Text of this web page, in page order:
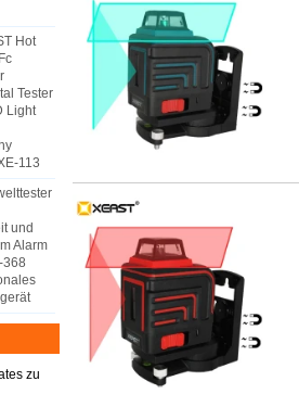
Hot
Tester
Light
113
und
Alarm
368
zu